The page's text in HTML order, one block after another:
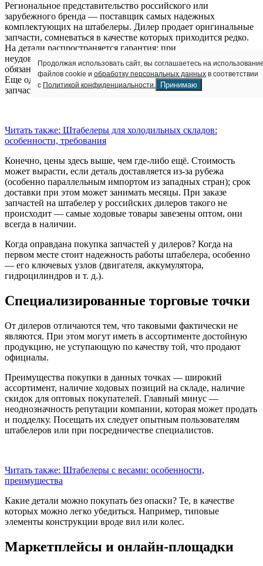
Региональное представительство российского или
зарубежного бренда — поставщик самых надежных
комплектующих на штабелеры. Дилер продает оригинальные
запчасти, сомневаться в качестве которых приходится редко.
На детали распространяется гарантия; при
неудовлетворительном качестве купленного изделия его
обязаны заменить на новое в рамках определенного срока.
Еще один плюс покупки у «официалов» — точность подбора
запчастей (по серии/модели, номеру запчасти и т. д.).
Читать также: Штабелеры для холодильных складов:
особенности, требования
Конечно, цены здесь выше, чем где-либо ещё. Стоимость
может вырасти, если деталь доставляется из-за рубежа
(особенно параллельным импортом из западных стран); срок
доставки при этом может занимать месяцы. При заказе
запчастей на штабелер у российских дилеров такого не
происходит — самые ходовые товары завезены оптом, они
всегда в наличии.
Когда оправдана покупка запчастей у дилеров? Когда на
первом месте стоит надежность работы штабелера, особенно
— его ключевых узлов (двигателя, аккумулятора,
гидроцилиндров и т. д.).
Специализированные торговые точки
От дилеров отличаются тем, что таковыми фактически не
являются. При этом могут иметь в ассортименте достойную
продукцию, не уступающую по качеству той, что продают
официалы.
Преимущества покупки в данных точках — широкий
ассортимент, наличие ходовых позиций на складе, наличие
скидок для оптовых покупателей. Главный минус —
неоднозначность репутации компании, которая может продать
и подделку. Посещать их следует опытным пользователям
штабелеров или при посредничестве специалистов.
Читать также: Штабелеры с весами: особенности,
преимущества
Какие детали можно покупать без опаски? Те, в качестве
которых можно легко убедиться. Например, типовые
элементы конструкции вроде вил или колес.
Маркетплейсы и онлайн-площадки
Продолжая использовать сайт, вы соглашаетесь на
файлов cookie и обработку персональных данных в соответствии
с Политикой конфиденциальности. Принимаю